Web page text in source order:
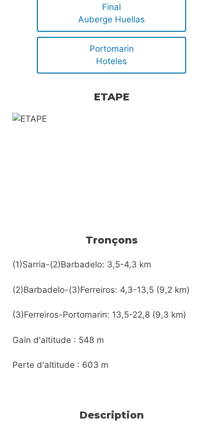
Final
Auberge Huellas
Portomarin
Hoteles
ETAPE
Tronçons
(1)Sarria-(2)Barbadelo: 3,5-4,3 km
(2)Barbadelo-(3)Ferreiros: 4,3-13,5 (9,2 km)
(3)Ferreiros-Portomarin: 13,5-22,8 (9,3 km)
Gain d'altitude : 548 m
Perte d'altitude : 603 m
Description